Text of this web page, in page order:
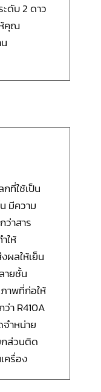
ดับ 2 ดาว
ห้คุณ
กที่ใช้เป็น
มีความ
ว่าสาร
ให้
ผลให้เย็น
ายชั้น
าพที่ก่อให้
า R410A
ำหน่าย
กส่วนติด
ครื่อง